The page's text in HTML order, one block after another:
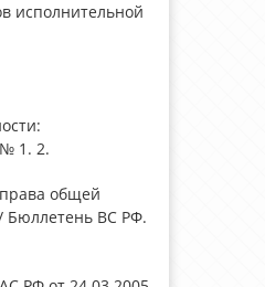
исполнительной
1. 2.
общей
Бюллетень ВС РФ.